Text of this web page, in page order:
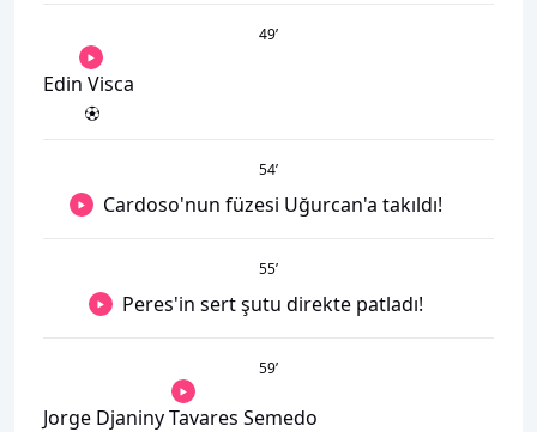
49’
Edin Visca
54’
Cardoso'nun füzesi Uğurcan'a takıldı!
55’
Peres'in sert şutu direkte patladı!
59’
Jorge Djaniny Tavares Semedo